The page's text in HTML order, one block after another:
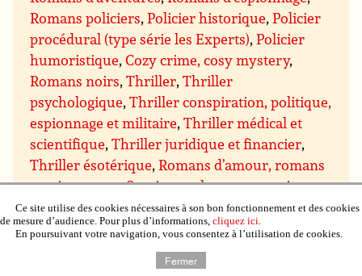
Romans policiers,Policier historique,Policier
procédural (type série les Experts),Policier
humoristique,Cozy crime, cosy mystery,
Romans noirs,Thriller,Thriller
psychologique,Thriller conspiration, politique,
espionnage et militaire,Thriller médical et
scientifique,Thriller juridique et financier,
Thriller ésotérique,Romans d’amour, romans
sentimentaux,Sentimental contemporain,
Sentimental suspens,Sentimental historique,
Sentimental paranormal, bit-lit,Comédie
Chick lit,Science-fiction
Dystopie et Uchronie
Ce site utilise des cookies nécessaires à son bon fonctionnement et des cookies
de mesure d’audience. Pour plus d’informations, cliquez ici.
En poursuivant votre navigation, vous consentez à l’utilisation de cookies.
Fermer